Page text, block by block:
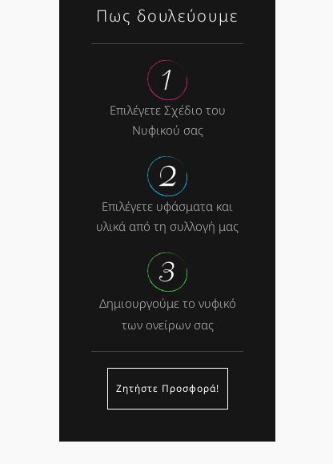
Πως δουλεύουμε
Επιλέγετε Σχέδιο του
Νυφικού σας
Επιλέγετε υφάσματα και
υλικά από τη συλλογή μας
Δημιουργούμε το νυφικό
των ονείρων σας
Ζητήστε Προσφορά!